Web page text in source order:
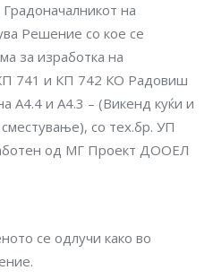
на
Решение со кое се
за изработка на
741 и КП 742 КО Радовиш
А4.4 и А4.3 – (Викенд куќи и
со тех.бр. УП
од МГ Проект ДООЕЛ
се одлучи како во